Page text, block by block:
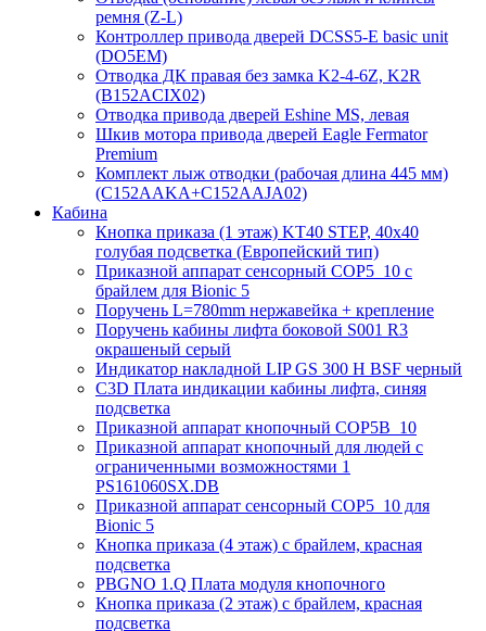
ремня (Z-L)
Контроллер привода дверей DCSS5-E basic unit
(DO5EM)
Отводка ДК правая без замка K2-4-6Z, K2R
(B152ACIX02)
Отводка привода дверей Eshine MS, левая
Шкив мотора привода дверей Eagle Fermator
Premium
Комплект лыж отводки (рабочая длина 445 мм)
(C152AAKA+C152AAJA02)
Кабина
Кнопка приказа (1 этаж) KT40 STEP, 40х40
голубая подсветка (Европейский тип)
Приказной аппарат сенсорный COP5_10 с
брайлем для Bionic 5
Поручень L=780mm нержавейка + крепление
Поручень кабины лифта боковой S001 R3
окрашеный серый
Индикатор накладной LIP GS 300 H BSF черный
C3D Плата индикации кабины лифта, синяя
подсветка
Приказной аппарат кнопочный COP5B_10
Приказной аппарат кнопочный для людей с
ограниченными возможностями 1
PS161060SX.DB
Приказной аппарат сенсорный COP5_10 для
Bionic 5
Кнопка приказа (4 этаж) с брайлем, красная
подсветка
PBGNO 1.Q Плата модуля кнопочного
Кнопка приказа (2 этаж) с брайлем, красная
подсветка